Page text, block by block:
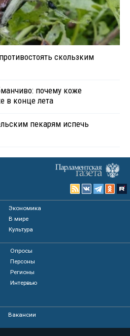
скользким
почему коже
в конце лета
пекарям испечь
Экономика
В мире
Культура
Опросы
Персоны
Регионы
Интервью
Вакансии